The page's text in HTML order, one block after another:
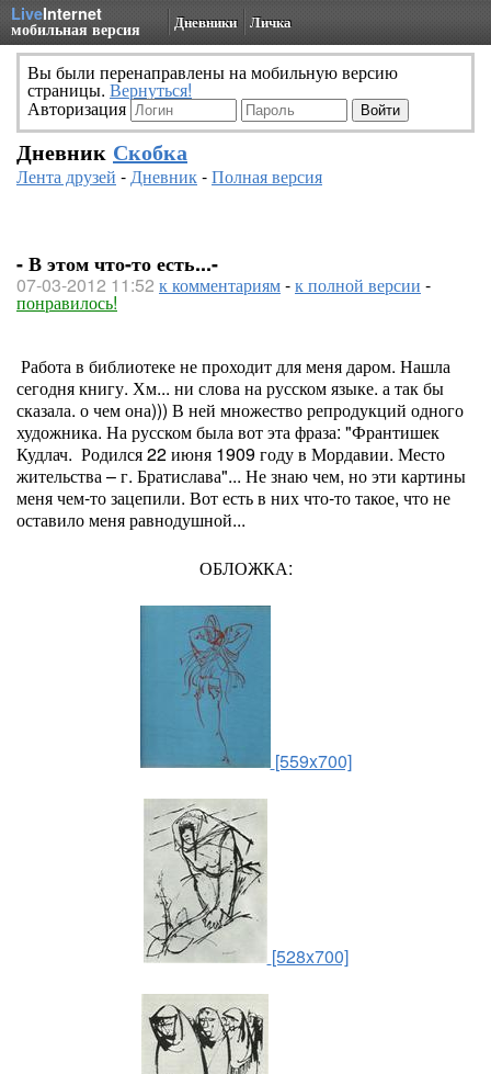
LiveInternet
мобильная версия Дневники Личка
Вы были перенаправлены на мобильную версию
страницы. Вернуться!
Авторизация
Дневник Скобка
Лента друзей -Дневник-Полная версия
- В этом что-то есть...-
07-03-2012 11:52 к комментариям-к полной версии -
понравилось!
Работа в библиотеке не проходит для меня даром. Нашла
сегодня книгу. Хм... ни слова на русском языке. а так бы
сказала. о чем она))) В ней множество репродукций одного
художника. На русском была вот эта фраза: "Франтишек
Кудлач. Родился 22 июня 1909 году в Мордавии. Место
жительства – г. Братислава"... Не знаю чем, но эти картины
меня чем-то зацепили. Вот есть в них что-то такое, что не
оставило меня равнодушной...
ОБЛОЖКА:
[559x700]
[528x700]